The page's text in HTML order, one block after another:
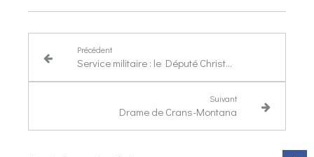
Précédent
Service militaire : le Député Christophe Blanchet "dubitatif"
Suivant
Drame de Crans-Montana